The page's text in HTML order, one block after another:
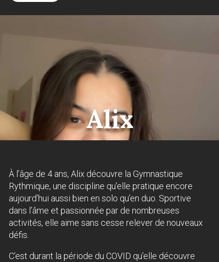
Alix
À l’âge de 4 ans, Alix découvre la Gymnastique
Rythmique, une discipline qu’elle pratique encore
aujourd’hui aussi bien en solo qu’en duo. Sportive
dans l’âme et passionnée par de nombreuses
activités, elle aime sans cesse relever de nouveaux
défis.
C’est durant la période du COVID qu’elle découvre